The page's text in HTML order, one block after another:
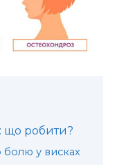
що робити?
у висках